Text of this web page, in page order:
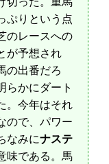
ぷりという点
のレースへの
が予想され
の出番だろ
らかにダート
。今年はそれ
ので、パワー
なみにナステ
味である。馬